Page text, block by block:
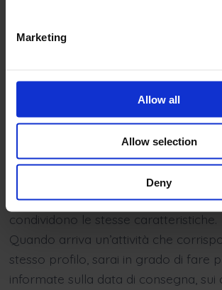
Marketing
Allow all
Allow selection
Deny
Raggruppare le
tipo
Le attività possono essere
tipologia e questo ti dà l’opportunità
somiglianze, schemi e tendenze tra
condividono le stesse caratteristiche.
Quando arriva un’attività che
stesso profilo, sarai in grado di fare
informate sulla data di consegna, sui